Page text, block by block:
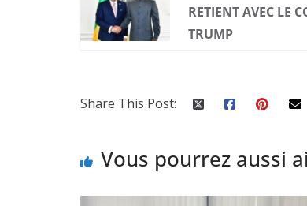
RETIENT AVEC LE
TRUMP
Share This Post:
Vous pourrez aussi